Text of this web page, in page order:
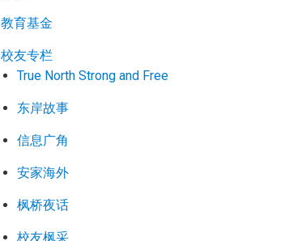
教育基金
校友专栏
True North Strong and Free
东岸故事
信息广角
安家海外
枫桥夜话
校友枫采